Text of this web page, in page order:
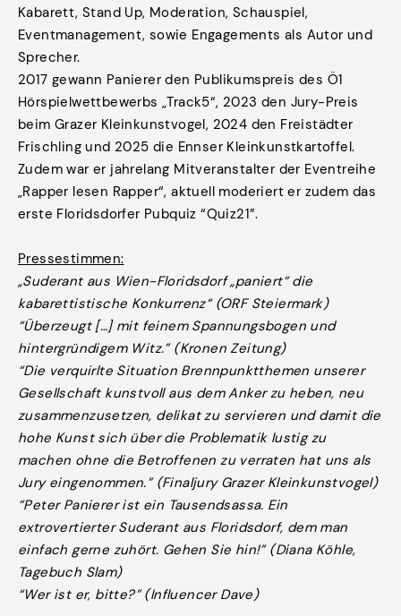
Kabarett, Stand Up, Moderation, Schauspiel,
Eventmanagement, sowie Engagements als Autor und
Sprecher.
2017 gewann Panierer den Publikumspreis des Ö1
Hörspielwettbewerbs „Track5“, 2023 den Jury-Preis
beim Grazer Kleinkunstvogel, 2024 den Freistädter
Frischling und 2025 die Ennser Kleinkunstkartoffel.
Zudem war er jahrelang Mitveranstalter der Eventreihe
„Rapper lesen Rapper“, aktuell moderiert er zudem das
erste Floridsdorfer Pubquiz “Quiz21”.
Pressestimmen:
„Suderant aus Wien-Floridsdorf „paniert“ die
kabarettistische Konkurrenz“ (ORF Steiermark)
“Überzeugt […] mit feinem Spannungsbogen und
hintergründigem Witz.” (Kronen Zeitung)
“Die verquirlte Situation Brennpunktthemen unserer
Gesellschaft kunstvoll aus dem Anker zu heben, neu
zusammenzusetzen, delikat zu servieren und damit die
hohe Kunst sich über die Problematik lustig zu
machen ohne die Betroffenen zu verraten hat uns als
Jury eingenommen.” (Finaljury Grazer Kleinkunstvogel)
“Peter Panierer ist ein Tausendsassa. Ein
extrovertierter Suderant aus Floridsdorf, dem man
einfach gerne zuhört. Gehen Sie hin!” (Diana Köhle,
Tagebuch Slam)
“Wer ist er, bitte?” (Influencer Dave)